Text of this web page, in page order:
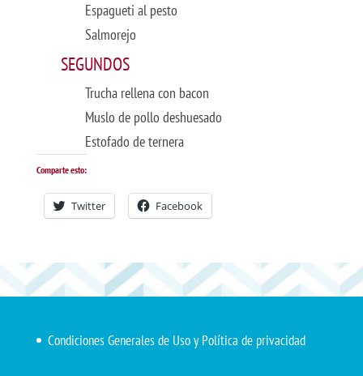
Espagueti al pesto
Salmorejo
SEGUNDOS
Trucha rellena con bacon
Muslo de pollo deshuesado
Estofado de ternera
Comparte esto:
Twitter Facebook
Condiciones Generales de Uso y Política de privacidad